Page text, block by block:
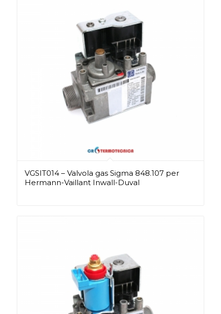
VGSIT014 – Valvola gas Sigma 848.107 per
Hermann-Vaillant Inwall-Duval